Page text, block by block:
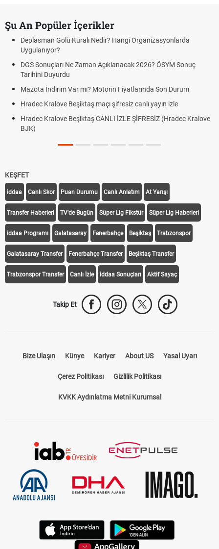
Şu An Popüler İçerikler
Deplasman Golü Kuralı Nedir? Hangi Organizasyonlarda
Uygulanıyor?
DGS Sonuçları Ne Zaman Açıklanacak 2026? ÖSYM Sonuç
Tarihini Duyurdu
Mazota İndirim Var mı? Motorin Fiyatlarında Son Durum
Hradec Kralove Beşiktaş maçı şifresiz canlı yayın izle
Hradec Kralove Beşiktaş CANLI İZLE ŞİFRESİZ (Hradec Kralove
BJK)
KEŞFET
iddaa Canlı Skor Puan Durumu Canlı Anlatım At Yarışı
Transfer Haberleri TV'de Bugün Süper Lig Fikstür Süper Lig Haberleri
iddaa Programı Galatasaray Fenerbahçe Beşiktaş Trabzonspor
Galatasaray Transfer Fenerbahçe Transfer Beşiktaş Transfer
Trabzonspor Transfer Canlı İzle iddaa Sonuçları Aktif Sayaç
Takip Et
Bize Ulaşın Künye Kariyer About US Yasal Uyarı
Çerez Politikası Gizlilik Politikası
KVKK Aydınlatma Metni Kurumsal